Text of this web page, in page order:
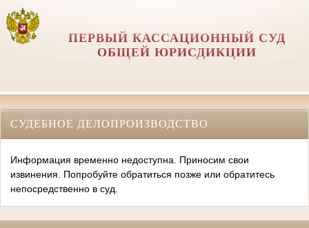
ПЕРВЫЙ КАССАЦИОННЫЙ СУД
ОБЩЕЙ ЮРИСДИКЦИИ
СУДЕБНОЕ ДЕЛОПРОИЗВОДСТВО
Информация временно недоступна. Приносим свои
извинения. Попробуйте обратиться позже или обратитесь
непосредственно в суд.